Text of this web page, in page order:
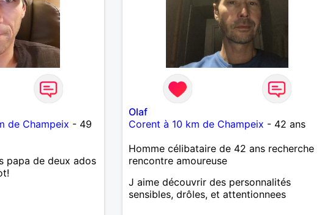
de Champeix - 49
papa de deux ados
Olaf
Corent à 10 km de Champeix - 42 ans
Homme célibataire de 42 ans recherche
rencontre amoureuse
J aime découvrir des personnalités
sensibles, drôles, et attentionnees